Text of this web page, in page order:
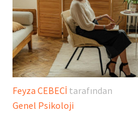
Feyza CEBECİ tarafından
Genel Psikoloji